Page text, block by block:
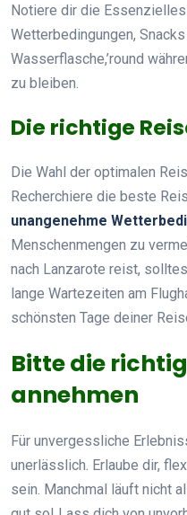
Notiere dir die
Wetterbedingungen,
Wasserflasche,’round
zu bleiben.
Die richtige
Die Wahl der optimalen
Recherchiere die beste
unangenehme
Menschenmengen zu
nach Lanzarote reist,
lange Wartezeiten am
schönsten Tage deiner
Bitte die
annehmen
Für unvergessliche
unerlässlich. Erlaube dir,
sein. Manchmal läuft nicht